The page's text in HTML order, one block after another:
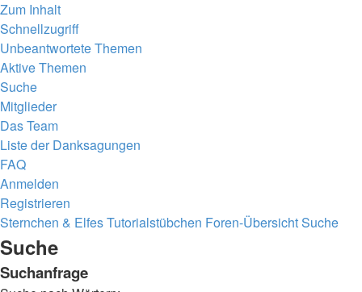
Zum Inhalt
Schnellzugriff
Unbeantwortete Themen
Aktive Themen
Suche
Mitglieder
Das Team
Liste der Danksagungen
FAQ
Anmelden
Registrieren
Sternchen & Elfes Tutorialstübchen Foren-ÜbersichtSuche
Suche
Suchanfrage